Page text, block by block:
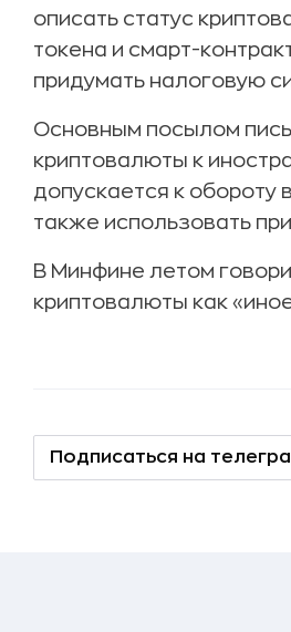
описать статус
токена и смарт-
придумать налоговую
Основным посылом
криптовалюты к
допускается к обороту
также использовать
В Минфине летом
криптовалюты как
Подписаться на